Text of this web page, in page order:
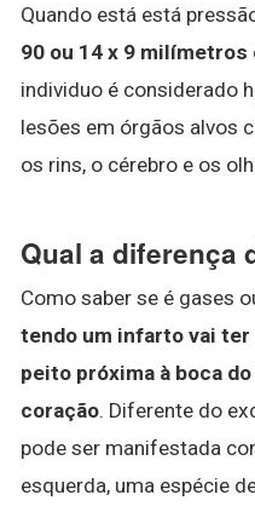
Quando está está
90 ou 14 x 9
individuo é considerado
lesões em órgãos alvos
os rins, o cérebro e os
Qual a diferença
Como saber se é gases
tendo um infarto vai ter
peito próxima à boca
coração. Diferente do
pode ser manifestada
esquerda, uma espécie